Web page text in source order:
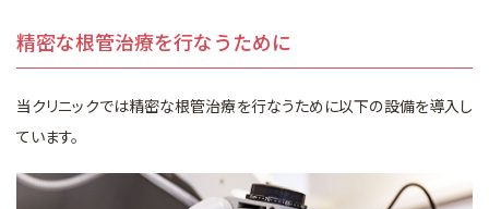
精密な根管治療を行なうために
当クリニックでは精密な根管治療を行なうために以下の設備を導入し
ています。